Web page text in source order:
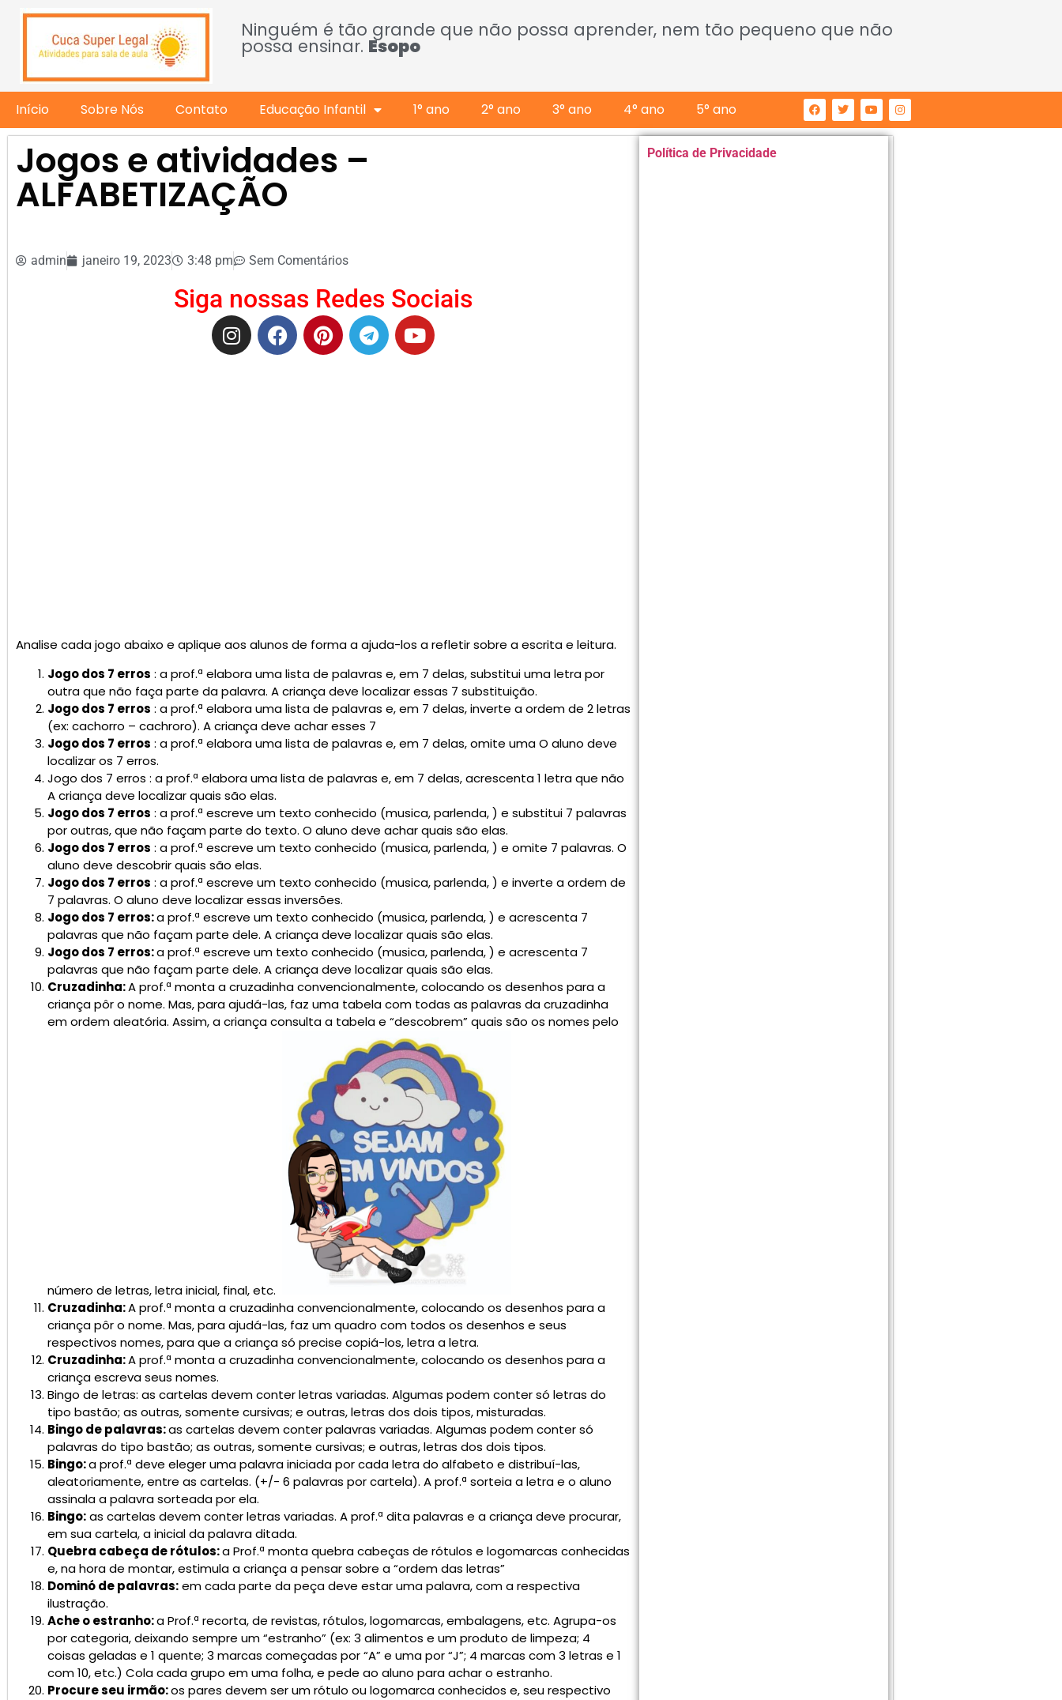
Ninguém é tão grande que não possa aprender, nem tão pequeno que não
possa ensinar. Esopo
Início Sobre Nós Contato Educação Infantil 1° ano 2° ano 3° ano 4° ano 5° ano
Jogos e atividades –
ALFABETIZAÇÃO
admin janeiro 19, 2023 3:48 pm Sem Comentários
Siga nossas Redes Sociais
Analise cada jogo abaixo e aplique aos alunos de forma a ajuda-los a refletir sobre a escrita e leitura.
Jogo dos 7 erros : a prof.ª elabora uma lista de palavras e, em 7 delas, substitui uma letra por
outra que não faça parte da palavra. A criança deve localizar essas 7 substituição.
Jogo dos 7 erros : a prof.ª elabora uma lista de palavras e, em 7 delas, inverte a ordem de 2 letras
(ex: cachorro – cachroro). A criança deve achar esses 7
Jogo dos 7 erros : a prof.ª elabora uma lista de palavras e, em 7 delas, omite uma O aluno deve
localizar os 7 erros.
Jogo dos 7 erros : a prof.ª elabora uma lista de palavras e, em 7 delas, acrescenta 1 letra que não
A criança deve localizar quais são elas.
Jogo dos 7 erros : a prof.ª escreve um texto conhecido (musica, parlenda, ) e substitui 7 palavras
por outras, que não façam parte do texto. O aluno deve achar quais são elas.
Jogo dos 7 erros : a prof.ª escreve um texto conhecido (musica, parlenda, ) e omite 7 palavras. O
aluno deve descobrir quais são elas.
Jogo dos 7 erros : a prof.ª escreve um texto conhecido (musica, parlenda, ) e inverte a ordem de
7 palavras. O aluno deve localizar essas inversões.
Jogo dos 7 erros:a prof.ª escreve um texto conhecido (musica, parlenda, ) e acrescenta 7
palavras que não façam parte dele. A criança deve localizar quais são elas.
Jogo dos 7 erros:a prof.ª escreve um texto conhecido (musica, parlenda, ) e acrescenta 7
palavras que não façam parte dele. A criança deve localizar quais são elas.
Cruzadinha:A prof.ª monta a cruzadinha convencionalmente, colocando os desenhos para a
criança pôr o nome. Mas, para ajudá-las, faz uma tabela com todas as palavras da cruzadinha
em ordem aleatória. Assim, a criança consulta a tabela e “descobrem” quais são os nomes pelo
número de letras, letra inicial, final, etc.
Cruzadinha:A prof.ª monta a cruzadinha convencionalmente, colocando os desenhos para a
criança pôr o nome. Mas, para ajudá-las, faz um quadro com todos os desenhos e seus
respectivos nomes, para que a criança só precise copiá-los, letra a letra.
Cruzadinha:A prof.ª monta a cruzadinha convencionalmente, colocando os desenhos para a
criança escreva seus nomes.
Bingo de letras: as cartelas devem conter letras variadas. Algumas podem conter só letras do
tipo bastão; as outras, somente cursivas; e outras, letras dos dois tipos, misturadas.
Bingo de palavras:as cartelas devem conter palavras variadas. Algumas podem conter só
palavras do tipo bastão; as outras, somente cursivas; e outras, letras dos dois tipos.
Bingo:a prof.ª deve eleger uma palavra iniciada por cada letra do alfabeto e distribuí-las,
aleatoriamente, entre as cartelas. (+/- 6 palavras por cartela). A prof.ª sorteia a letra e o aluno
assinala a palavra sorteada por ela.
Bingo:as cartelas devem conter letras variadas. A prof.ª dita palavras e a criança deve procurar,
em sua cartela, a inicial da palavra ditada.
Quebra cabeça de rótulos:a Prof.ª monta quebra cabeças de rótulos e logomarcas conhecidas
e, na hora de montar, estimula a criança a pensar sobre a “ordem das letras”
Dominó de palavras:em cada parte da peça deve estar uma palavra, com a respectiva
ilustração.
Ache o estranho:a Prof.ª recorta, de revistas, rótulos, logomarcas, embalagens, etc. Agrupa-os
por categoria, deixando sempre um “estranho” (ex: 3 alimentos e um produto de limpeza; 4
coisas geladas e 1 quente; 3 marcas começadas por “A” e uma por “J”; 4 marcas com 3 letras e 1
com 10, etc.) Cola cada grupo em uma folha, e pede ao aluno para achar o estranho.
Procure seu irmão:os pares devem ser um rótulo ou logomarca conhecidos e, seu respectivo
Política de Privacidade